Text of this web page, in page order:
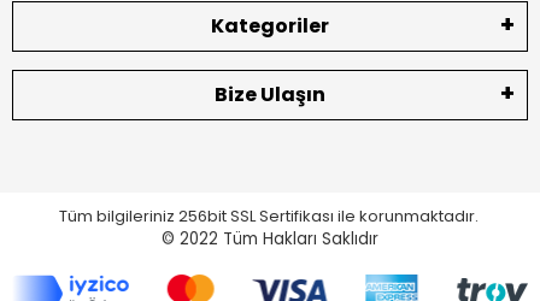
Kategoriler
Bize Ulaşın
Tüm bilgileriniz 256bit SSL Sertifikası ile korunmaktadır.
© 2022 Tüm Hakları Saklıdır